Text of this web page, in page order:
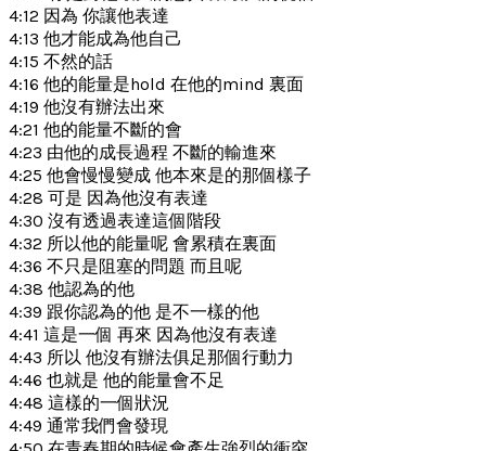
4:12 因為 你讓他表達
4:13 他才能成為他自己
4:15 不然的話
4:16 他的能量是hold 在他的mind 裏面
4:19 他沒有辦法出來
4:21 他的能量不斷的會
4:23 由他的成長過程 不斷的輸進來
4:25 他會慢慢變成 他本來是的那個樣子
4:28 可是 因為他沒有表達
4:30 沒有透過表達這個階段
4:32 所以他的能量呢 會累積在裏面
4:36 不只是阻塞的問題 而且呢
4:38 他認為的他
4:39 跟你認為的他 是不一樣的他
4:41 這是一個 再來 因為他沒有表達
4:43 所以 他沒有辦法俱足那個行動力
4:46 也就是 他的能量會不足
4:48 這樣的一個狀況
4:49 通常我們會發現